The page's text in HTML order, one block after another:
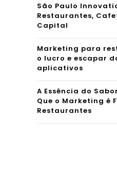
São Paulo
Restaurantes,
Capital
Marketing para
o lucro e escapar
aplicativos
A Essência do
Que o Marketing é
Restaurantes